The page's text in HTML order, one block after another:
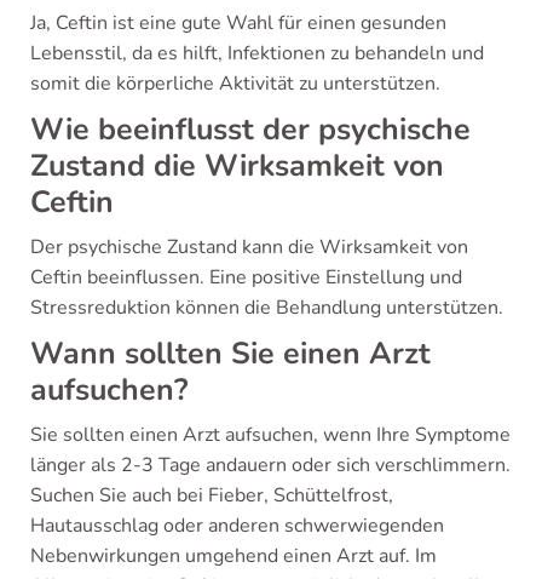
Ja, Ceftin ist eine gute Wahl für einen gesunden
Lebensstil, da es hilft, Infektionen zu behandeln und
somit die körperliche Aktivität zu unterstützen.
Wie beeinflusst der psychische
Zustand die Wirksamkeit von
Ceftin
Der psychische Zustand kann die Wirksamkeit von
Ceftin beeinflussen. Eine positive Einstellung und
Stressreduktion können die Behandlung unterstützen.
Wann sollten Sie einen Arzt
aufsuchen?
Sie sollten einen Arzt aufsuchen, wenn Ihre Symptome
länger als 2-3 Tage andauern oder sich verschlimmern.
Suchen Sie auch bei Fieber, Schüttelfrost,
Hautausschlag oder anderen schwerwiegenden
Nebenwirkungen umgehend einen Arzt auf. Im